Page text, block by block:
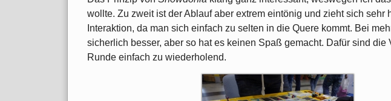
wollte. Zu zweit ist der Ablauf aber extrem eintönig und zieht sich sehr
Interaktion, da man sich einfach zu selten in die Quere kommt. Bei
sicherlich besser, aber so hat es keinen Spaß gemacht. Dafür sind die
Runde einfach zu wiederholend.